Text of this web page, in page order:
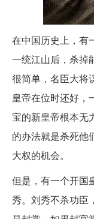
在中国历史上，有
一统江山后，杀掉
很简单，名臣大将
皇帝在位时还好，
宝的新皇帝根本无
的办法就是杀死他
大权的机会。
但是，有一个开国
秀。刘秀不杀功臣